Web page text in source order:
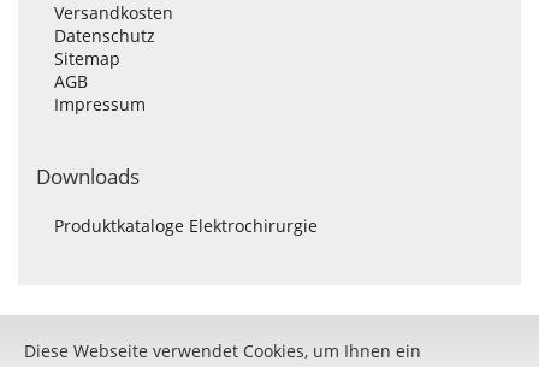
Versandkosten
Datenschutz
Sitemap
AGB
Impressum
Downloads
Produktkataloge Elektrochirurgie
Diese Webseite verwendet Cookies, um Ihnen ein